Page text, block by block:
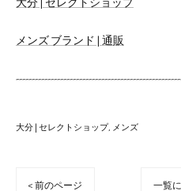
大分 | セレクトショップ
メンズ ブランド | 通販
大分 | セレクトショップ メンズ
< 前のページ 一覧